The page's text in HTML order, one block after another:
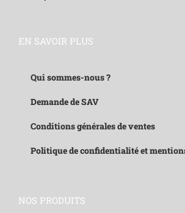
EN SAVOIR PLUS
Qui sommes-nous ?
Demande de SAV
Conditions générales de ventes
Politique de confidentialité et
NOS PRODUITS